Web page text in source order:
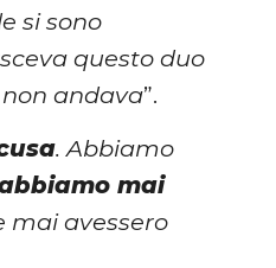
si sono
questo duo
andava”.
. Abbiamo
mai
mai avessero